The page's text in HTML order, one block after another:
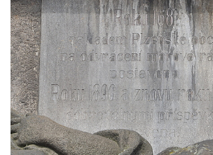
Sloup Panny Marie ve Stříbře
Sloup svatého Floriána v Bezdružicích
Sloup Nejsvětější Trojice ve Žluticích
Sloup Panny Marie s Ježíškem u hřbitova v
Místě
Sloup se sochami Ukřižovaného a Bolestné
Panny Marie u hřbitova v Místě